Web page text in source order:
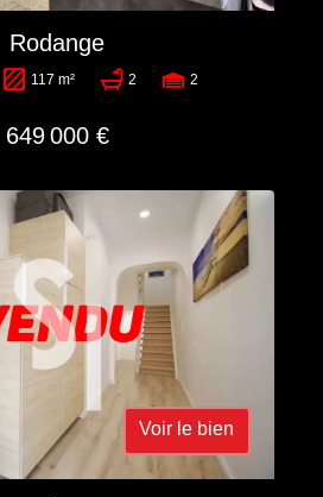
Rodange
117 m² 2 2
649 000 €
Voir le bien